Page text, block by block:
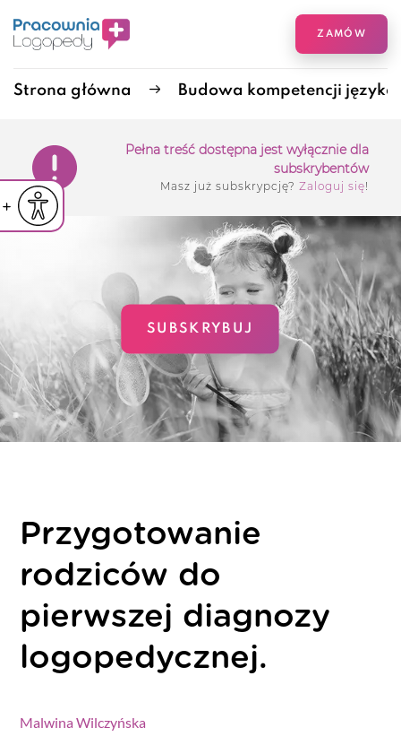
czcionkę
czcionka
Powiększ czcionkę
ZAMÓW
Strona główna Budowa kompetencji
Pełna treść dostępna jest wyłącznie dla
subskrybentów
Masz już subskrypcję?Zaloguj się!
SUBSKRYBUJ
Przygotowanie
rodziców do
pierwszej diagnozy
logopedycznej.
Malwina Wilczyńska